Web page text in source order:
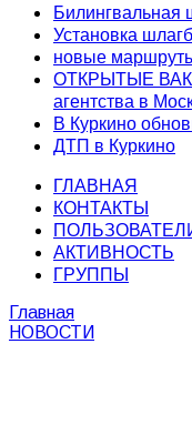
Билингвальная
Установка
новые
ОТКРЫТЫЕ
агентства в
В Куркино
ДТП в Куркино
ГЛАВНАЯ
КОНТАКТЫ
АКТИВНОСТЬ
ГРУППЫ
Главная
НОВОСТИ